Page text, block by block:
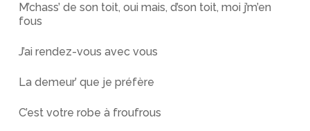
M’chass’ de son toit, oui mais, d’son toit, moi j’m’en
fous
J’ai rendez-vous avec vous
La demeur’ que je préfère
C’est votre robe à froufrous